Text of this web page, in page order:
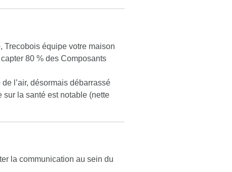
Trecobois équipe votre maison
80 % des Composants
l’air, désormais débarrassé
sur la santé est notable (nette
la communication au sein du